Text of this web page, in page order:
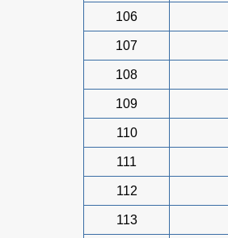
106
107
108
109
110
111
112
113